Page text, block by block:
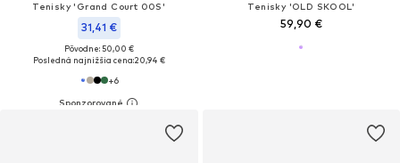
Tenisky 'Grand Court 00S'
31,41 €
Pôvodne: 50,00 €
Posledná najnižšia cena:20,94 €
+6
Tenisky 'OLD SKOOL'
59,90 €